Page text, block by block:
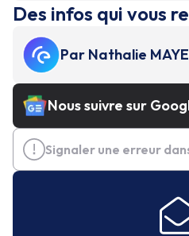
Des infos qui vous
Par Nathalie
Nous suivre sur
Signaler une erreur